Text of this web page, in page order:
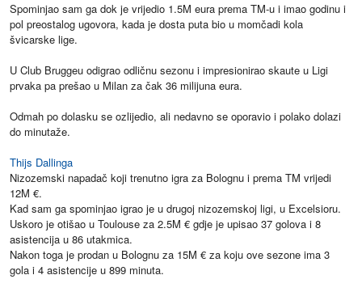
Spominjao sam ga dok je vrijedio 1.5M eura prema TM-u i imao godinu i
pol preostalog ugovora, kada je dosta puta bio u momčadi kola
švicarske lige.
U Club Bruggeu odigrao odličnu sezonu i impresionirao skaute u Ligi
prvaka pa prešao u Milan za čak 36 milijuna eura.
Odmah po dolasku se ozlijedio, ali nedavno se oporavio i polako dolazi
do minutaže.
Thijs Dallinga
Nizozemski napadač koji trenutno igra za Bolognu i prema TM vrijedi
12M €.
Kad sam ga spominjao igrao je u drugoj nizozemskoj ligi, u Excelsioru.
Uskoro je otišao u Toulouse za 2.5M € gdje je upisao 37 golova i 8
asistencija u 86 utakmica.
Nakon toga je prodan u Bolognu za 15M € za koju ove sezone ima 3
gola i 4 asistencije u 899 minuta.